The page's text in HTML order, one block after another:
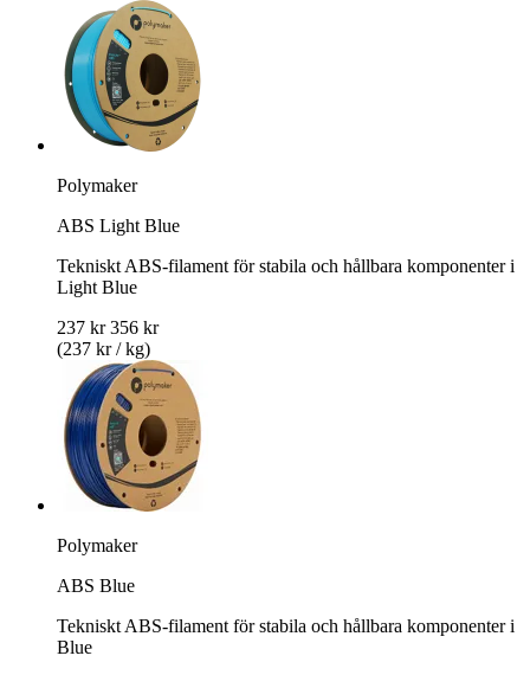
Polymaker
ABS Light Blue
Tekniskt ABS-filament för stabila och hållbara komponenter i
Light Blue
237 kr 356 kr
(237 kr / kg)
Polymaker
ABS Blue
Tekniskt ABS-filament för stabila och hållbara komponenter i
Blue